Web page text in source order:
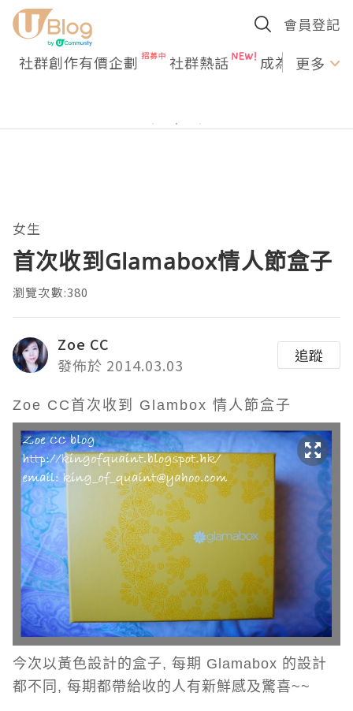
會員登記
社群創作有價企劃 社群熱話 成為U更多
女生
首次收到Glamabox情人節盒子
瀏覽次數:380
Zoe CC
發佈於 2014.03.03
追蹤
Zoe CC首次收到 Glambox 情人節盒子
今次以黃色設計的盒子, 每期 Glamabox 的設計
都不同, 每期都帶給收的人有新鮮感及驚喜~~